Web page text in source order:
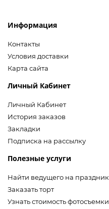
Информация
Контакты
Условия доставки
Карта сайта
Личный Кабинет
Личный Кабинет
История заказов
Закладки
Подписка на рассылку
Полезные услуги
Найти ведущего на праздник
Заказать торт
Узнать стоимость фотосъемки